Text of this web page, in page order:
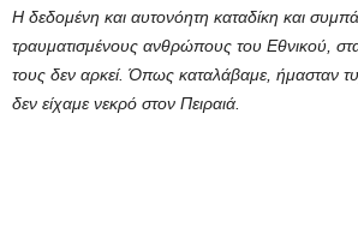
Η δεδομένη και αυτονόητη καταδίκη και
τραυματισμένους ανθρώπους του Εθνικού, στα
τους δεν αρκεί. Όπως καταλάβαμε, ήμασταν
δεν είχαμε νεκρό στον Πειραιά.